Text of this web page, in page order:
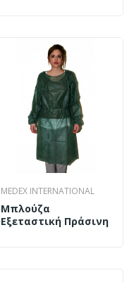
MEDEX INTERNATIONAL
Μπλούζα
Εξεταστική Πράσινη